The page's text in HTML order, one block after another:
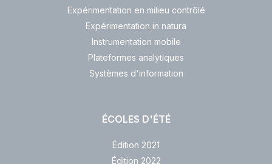
Expérimentation en milieu contrôlé
Expérimentation in natura
Instrumentation mobile
Plateformes analytiques
Systèmes d'information
ÉCOLES D'ÉTÉ
Édition 2021
Édition 2022